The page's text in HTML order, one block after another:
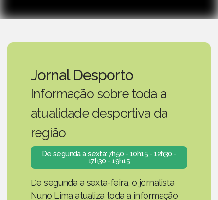
Jornal Desporto
Informação sobre toda a
atualidade desportiva da
região
De segunda a sexta: 7h50 - 10h15 - 12h30 -
17h30 - 19h15
De segunda a sexta-feira, o jornalista
Nuno Lima atualiza toda a informação